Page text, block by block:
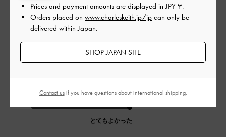
けますが、慣れるまで靴ずれしてます。歩く時、中のクッショ
ンの空気が抜ける音が少し気になります
サイズ: 37/23.5cm |カラー: ブラック系
とてもよかった
Prices and payment amounts are displayed inJPY ¥.
Orders placed on www.charleskeith.jp/jp can only be
delivered within Japan.
SHOP JAPAN SITE
Contact usif you have questions about international shipping.